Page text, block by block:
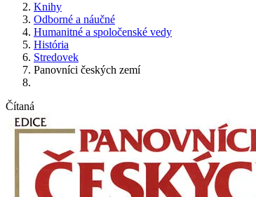
Knihy
Odborné a náučné
Humanitné a spoločenské vedy
História
Stredovek
Panovníci českých zemí
Čítaná